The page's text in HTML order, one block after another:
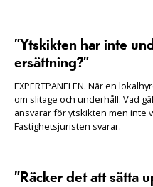
”Ytskikten har inte
ersättning?”
EXPERTPANELEN. När en
om slitage och underhåll. Vad
ansvarar för ytskikten men inte
Fastighetsjuristen svarar.
”Räcker det att sätta